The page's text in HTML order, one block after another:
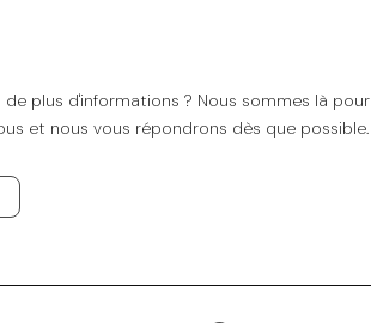
plus d'informations ? Nous sommes là pour
et nous vous répondrons dès que possible.